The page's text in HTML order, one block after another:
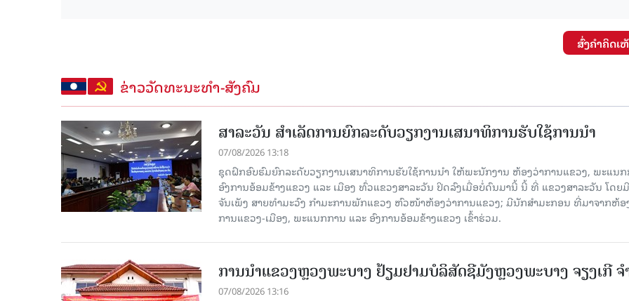
ສົ່ງຄໍາຄິດເ
ຂ່າວວັດທະນະທຳ-ສັງຄົມ
ສາລະວັນ ສໍາເລັດການຍົກລະດັບວຽກງານເສນາທິການຮັບໃຊ້ການນໍາ
07/08/2026 13:18
ຊຸດຝຶກອົບຮົມຍົກລະດັບວຽກງານເສນາທິການຮັບໃຊ້ການນໍາ ໃຫ້ພະນັກງານ ຫ້ອງວ່າການແຂວງ, ພະແນ
ອົງການອ້ອມຂ້າງແຂວງ ແລະ ເມືອງ ທົ່ວແຂວງສາລະວັນ ປິດລົງເມື່ອ​ບໍ່​ດົນ​ມາ​ນີ້ ນີ້ ທີ່ ແຂວງສາລະວັນ ໂດຍ​
ຈັນເພັງ ສາຍທຳມະວົງ ກຳມະການພັກແຂວງ ຫົວໜ້າຫ້ອງວ່າການແຂວງ; ມີນັກສຳມະກອນ ທີ່ມາຈາກຫ້ອ
ການແຂວງ-ເມືອງ, ພະແນກການ ແລະ ອົງການອ້ອມຂ້າງແຂວງ ເຂົ້າຮ່ວມ.
ການນຳແຂວງຫຼວງພະບາງ ຢ້ຽມ​ຢາມບໍ​ລິ​ສັດຊີມັງຫຼວງພະບາງ ຈຽງເກີ ຈໍ
07/08/2026 13:16